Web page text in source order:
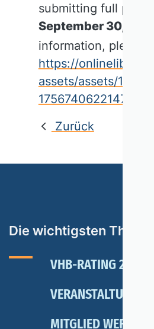
submitting full
September 30, 2026
information, please
https://
assets/assets/
1756740622147.pdf
Zurück
Die wichtigsten Themen
VHB-RATING 2024
VERANSTALTUNGEN
MITGLIED WERDEN